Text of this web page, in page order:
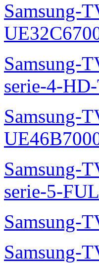
Samsung-
Samsung-
serie-4-
Samsung-
Samsung-
serie-5-
Samsung-
Samsung-